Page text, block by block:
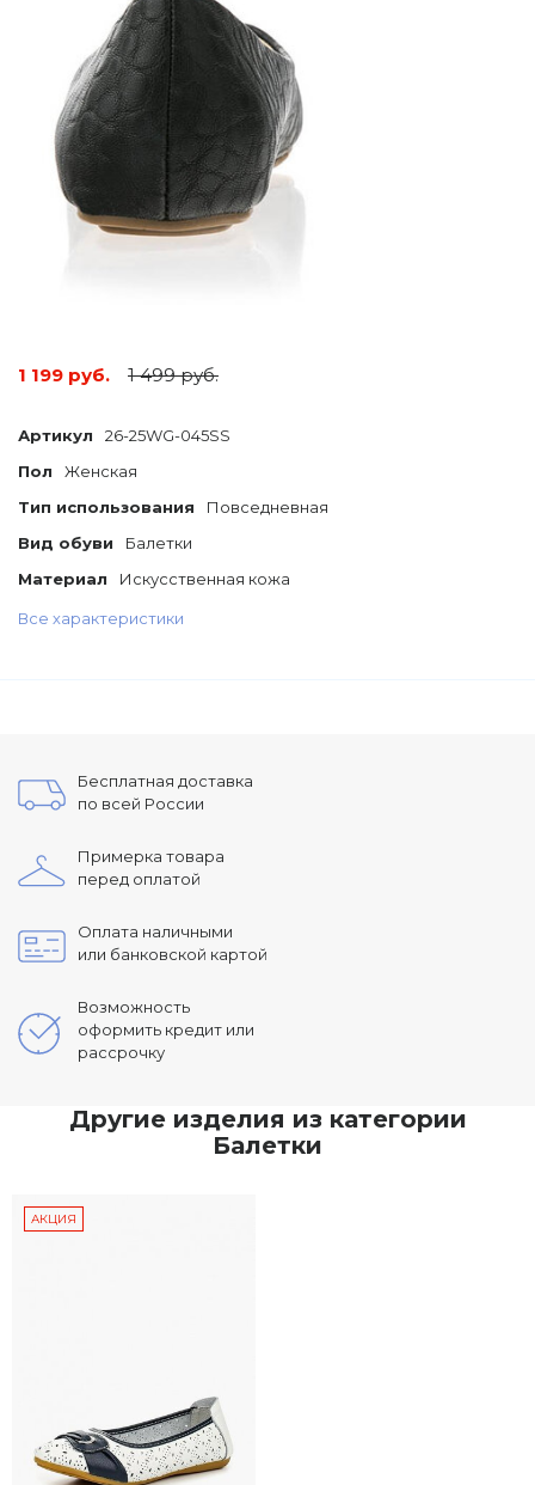
1 199 руб. 1 499 руб.
Артикул
26-25WG-045SS
Пол
Женская
Тип использования
Повседневная
Вид обуви
Балетки
Материал
Искусственная кожа
Все характеристики
Бесплатная доставка
по всей России
Примерка товара
перед оплатой
Оплата наличными
или банковской картой
Возможность
оформить кредит или
рассрочку
Другие изделия из категории
Балетки
АКЦИЯ